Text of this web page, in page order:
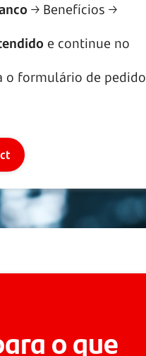
→ Benefícios →
e continue no
o formulário de pedido
o que